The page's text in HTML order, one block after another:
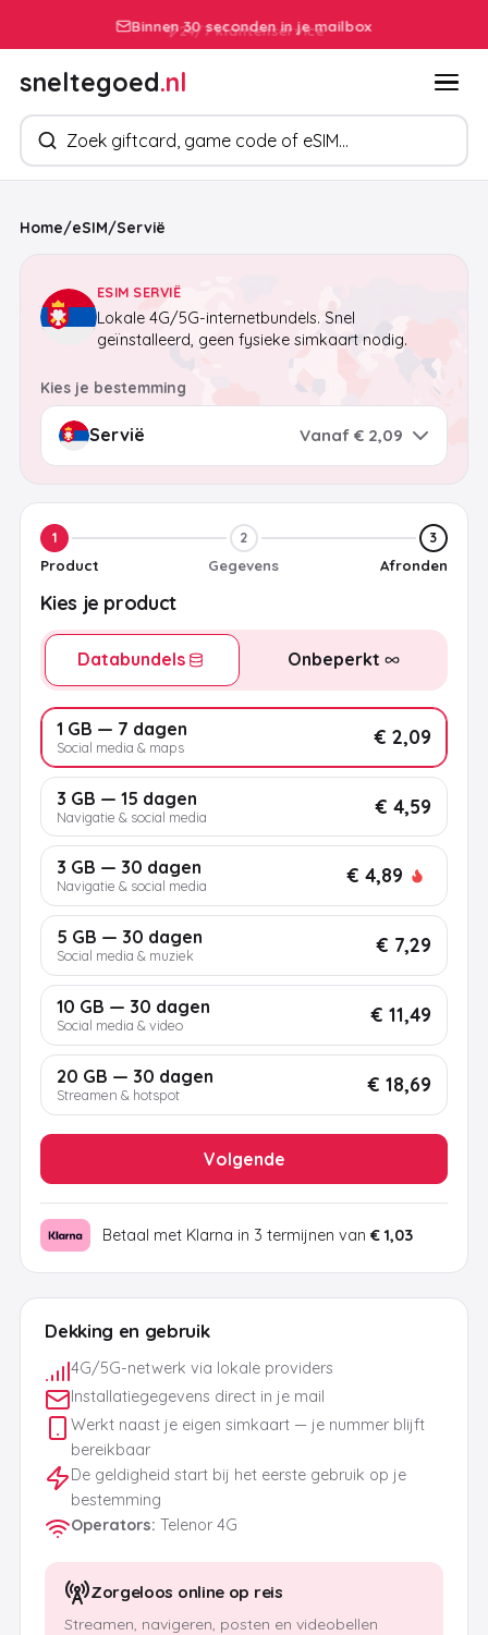
Binnen 30 seconden in je mailbox
sneltegoed.nl
Zoek producten
Home/eSIM/Servië
ESIM SERVIË
Lokale 4G/5G-internetbundels. Snel
geïnstalleerd, geen fysieke simkaart nodig.
Kies je bestemming
Vanaf € 2,09
Dekking en gebruik
4G/5G-netwerk via lokale providers
Installatiegegevens direct in je mail
Werkt naast je eigen simkaart — je nummer blijft
bereikbaar
De geldigheid start bij het eerste gebruik op je
bestemming
Operators: Telenor 4G
Zorgeloos online op reis
Streamen, navigeren, posten en videobellen
1
Product
2
Gegevens
3
Afronden
Kies je product
Databundels Onbeperkt
1 GB — 7 dagen
Social media & maps € 2,09
3 GB — 15 dagen
Navigatie & social media € 4,59
3 GB — 30 dagen
Navigatie & social media € 4,89
5 GB — 30 dagen
Social media & muziek € 7,29
10 GB — 30 dagen
Social media & video € 11,49
20 GB — 30 dagen
Streamen & hotspot € 18,69
Volgende
Betaal met Klarna in 3 termijnen van € 1,03